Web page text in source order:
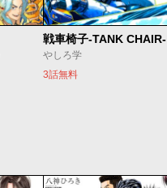
戦車椅子-TANK CHAIR-
やしろ学
3話無料